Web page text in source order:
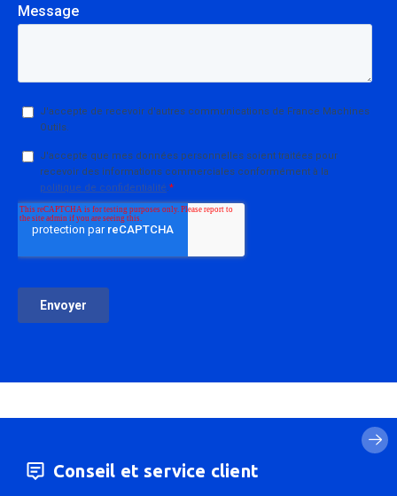
Conseil et service client